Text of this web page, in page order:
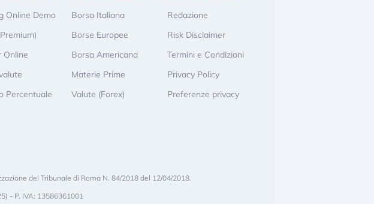
Online Demo
Online
Percentuale
Borsa Italiana
Borse Europee
Borsa Americana
Materie Prime
Valute (Forex)
Redazione
Risk Disclaimer
Termini e Condizioni
Privacy Policy
Preferenze privacy
del Tribunale di Roma N. 84/2018 del 12/04/2018.
- P. IVA: 13586361001